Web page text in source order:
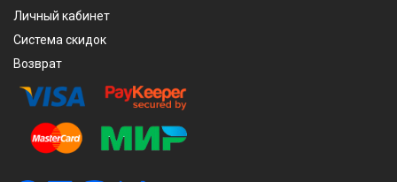
Личный кабинет
Система скидок
Возврат